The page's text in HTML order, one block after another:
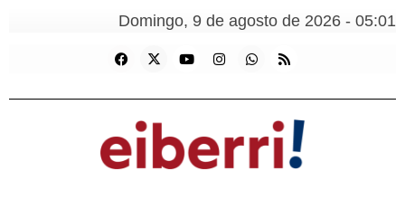
Domingo, 9 de agosto de 2026 - 05:01